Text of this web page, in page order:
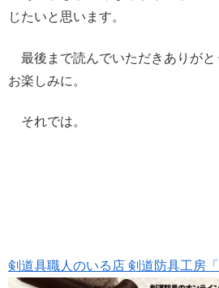
じたいと思います。
最後まで読んでいただきありがと
お楽しみに。
それでは。
剣道具職人のいる店 剣道防具工房「